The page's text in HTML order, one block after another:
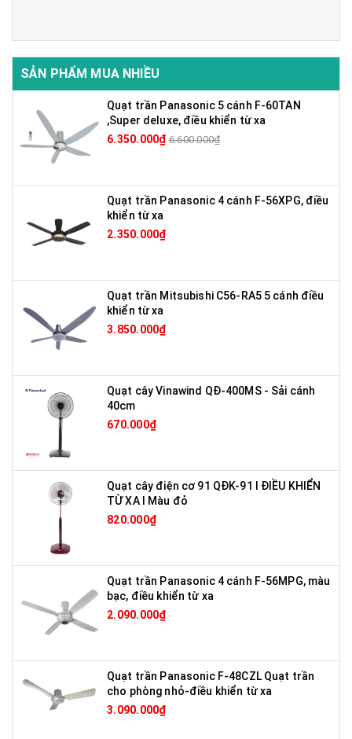
SẢN PHẨM MUA NHIỀU
Quạt trần Panasonic 5 cánh F-60TAN
,Super deluxe, điều khiển từ xa
6.350.000₫ 6.600.000₫
Quạt trần Panasonic 4 cánh F-56XPG, điều
khiển từ xa
2.350.000₫
Quạt trần Mitsubishi C56-RA5 5 cánh điều
khiển từ xa
3.850.000₫
Quạt cây Vinawind QĐ-400MS - Sải cánh
40cm
670.000₫
Quạt cây điện cơ 91 QĐK-91 I ĐIỀU KHIỂN
TỪ XA I Màu đỏ
820.000₫
Quạt trần Panasonic 4 cánh F-56MPG, màu
bạc, điều khiển từ xa
2.090.000₫
Quạt trần Panasonic F-48CZL Quạt trần
cho phòng nhỏ-điều khiển từ xa
3.090.000₫